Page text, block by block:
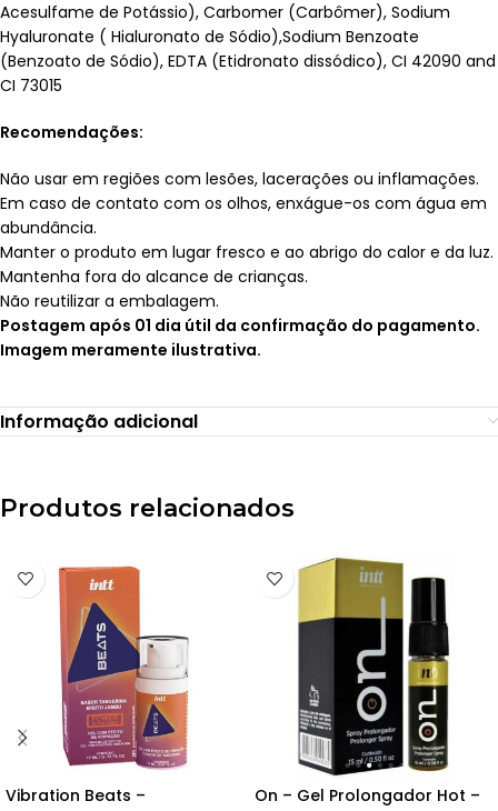
Acesulfame de Potássio), Carbomer (Carbômer), Sodium
Hyaluronate ( Hialuronato de Sódio),Sodium Benzoate
(Benzoato de Sódio), EDTA (Etidronato dissódico), CI 42090 and
CI 73015
Recomendações:
Não usar em regiões com lesões, lacerações ou inflamações.
Em caso de contato com os olhos, enxágue-os com água em
abundância.
Manter o produto em lugar fresco e ao abrigo do calor e da luz.
Mantenha fora do alcance de crianças.
Não reutilizar a embalagem.
Postagem após 01 dia útil da confirmação do pagamento.
Imagem meramente ilustrativa.
Informação adicional
Produtos relacionados
Vibration Beats –
On – Gel Prolongador Hot –